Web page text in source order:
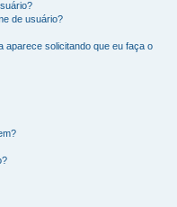
de usuário?
aparece solicitando que eu faça o